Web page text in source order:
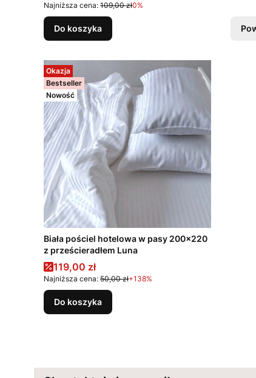
Najniższa cena: 109,00 zł0%
Do koszyka
Okazja
Bestseller
Nowość
Biała pościel hotelowa w pasy 200x220
z prześcieradłem Luna
Cena promocyjna
119,00 zł
Najniższa cena: 50,00 zł+138%
Do koszyka